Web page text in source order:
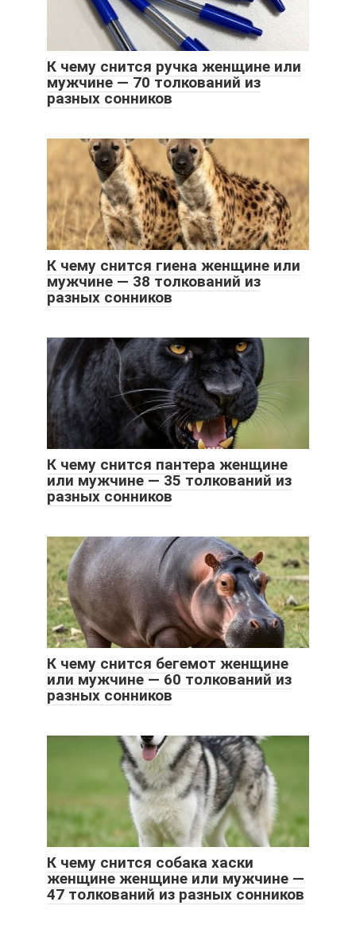
К чему снится ручка женщине или
мужчине — 70 толкований из
разных сонников
К чему снится гиена женщине или
мужчине — 38 толкований из
разных сонников
К чему снится пантера женщине
или мужчине — 35 толкований из
разных сонников
К чему снится бегемот женщине
или мужчине — 60 толкований из
разных сонников
К чему снится собака хаски
женщине женщине или мужчине —
47 толкований из разных сонников